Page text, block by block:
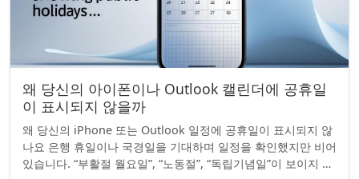
왜 당신의 아이폰이나 Outlook 캘린더에 공휴일
이 표시되지 않을까
왜 당신의 iPhone 또는 Outlook 일정에 공휴일이 표시되지 않
나요 은행 휴일이나 국경일을 기대하며 일정을 확인했지만 비어
있습니다. “부활절 월요일”, “노동절”, “독립기념일”이 보이지 않